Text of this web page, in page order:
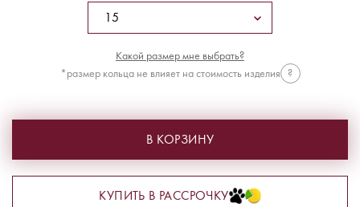
Какой размер мне выбрать?
*размер кольца не влияет на стоимость изделия
?
В КОРЗИНУ
КУПИТЬ В РАССРОЧКУ